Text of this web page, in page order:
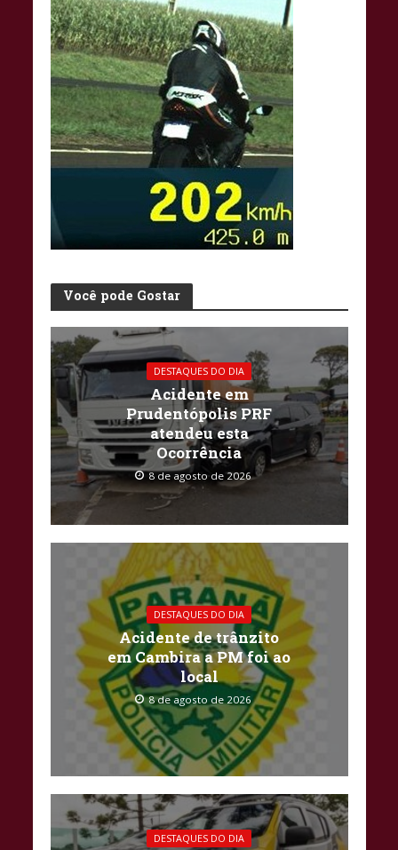
Você pode Gostar
DESTAQUES DO DIA
Acidente em
Prudentópolis PRF
atendeu esta
Ocorrência
8 de agosto de 2026
DESTAQUES DO DIA
Acidente de trânzito
em Cambira a PM foi ao
local
8 de agosto de 2026
DESTAQUES DO DIA